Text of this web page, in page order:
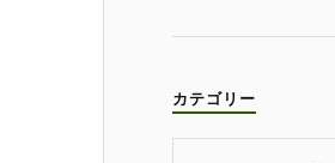
カテゴリー